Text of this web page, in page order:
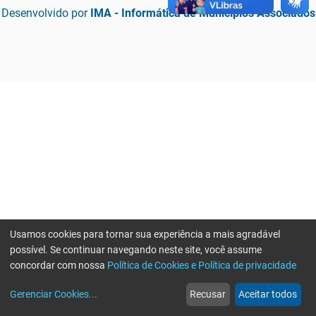
Desenvolvido por IMA - Informática de Municípios Associados
web
Notícias
more_horiz
Mais
Usamos cookies para tornar sua experiência a mais agradável
possível. Se continuar navegando neste site, você assume
concordar com nossa Política de Cookies e Política de privacidade
Gerenciar Cookies... Recusar Aceitar todos
Erro ao enviar informações, por favor tente novamente